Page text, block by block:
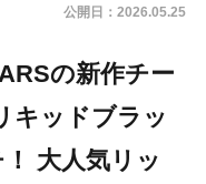
公開日： 2026.05.25
の新作チー
キッドブラッ
大人気リッ